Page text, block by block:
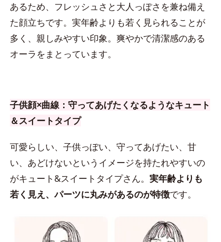
あるため、フレッシュさと大人っぽさを兼ね備え
た顔立ちです。実年齢よりも若く見られることが
多く、親しみやすい印象。爽やかで清潔感のある
オーラをまとっています。
子供顔×曲線：守ってあげたくなるようなキュート
＆スイートタイプ
可愛らしい、子供っぽい、守ってあげたい、甘
い、あどけないというイメージを持たれやすいの
がキュート&スイートタイプさん。 実年齢よりも
若く見え、パーツに丸みがあるのが特徴です。